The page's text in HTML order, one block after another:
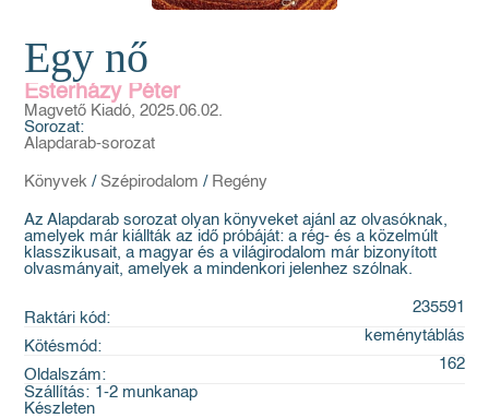
Egy nő
Esterházy Péter
Magvető Kiadó, 2025.06.02.
Sorozat:
Alapdarab-sorozat
Könyvek / Szépirodalom / Regény
Az Alapdarab sorozat olyan könyveket ajánl az olvasóknak,
amelyek már kiállták az idő próbáját: a rég- és a közelmúlt
klasszikusait, a magyar és a világirodalom már bizonyított
olvasmányait, amelyek a mindenkori jelenhez szólnak.
Raktári kód:
235591
Kötésmód:
keménytáblás
Oldalszám:
162
Szállítás: 1-2 munkanap
Készleten